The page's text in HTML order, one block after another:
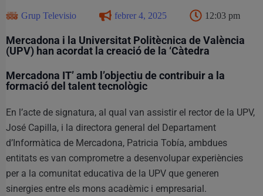
Grup Televisio febrer 4, 2025 12:03 pm
Mercadona i la Universitat Politècnica de València
(UPV) han acordat la creació de la ‘Càtedra
Mercadona IT’ amb l’objectiu de contribuir a la
formació del talent tecnològic
En l’acte de signatura, al qual van assistir el rector de la UPV,
José Capilla, i la directora general del Departament
d’Informàtica de Mercadona, Patricia Tobía, ambdues
entitats es van comprometre a desenvolupar experiències
per a la comunitat educativa de la UPV que generen
sinergies entre els mons acadèmic i empresarial.